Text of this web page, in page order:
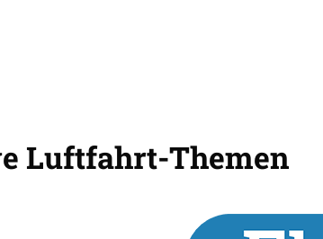
Luftfahrt-Themen